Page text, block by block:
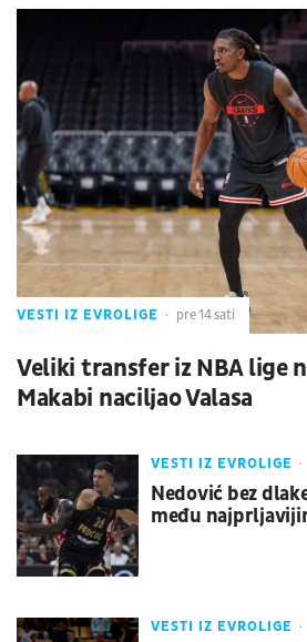
VESTI IZ EVROLIGE pre 14 sati
Veliki transfer iz NBA lige
Makabi naciljao Valasa
VESTI IZ EVROLIGE
Nedović bez
među
VESTI IZ EVROLIGE